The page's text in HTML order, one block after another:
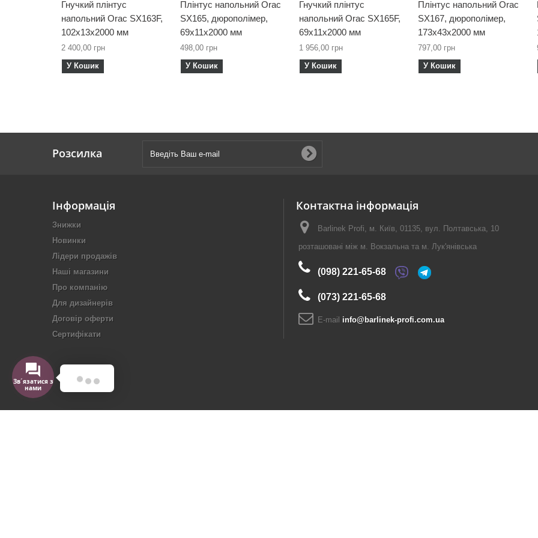
Гнучкий плінтус
напольний Orac SX163F,
102х13х2000 мм
2 400,00 грн
У Кошик
Плінтус напольний Orac
SX165, дюрополімер,
69х11х2000 мм
498,00 грн
У Кошик
Гнучкий плінтус
напольний Orac SX165F,
69х11х2000 мм
1 956,00 грн
У Кошик
Плінтус напольний Orac
SX167, дюрополімер,
173х43х2000 мм
797,00 грн
У Кошик
Розсилка
Інформація
Знижки
Новинки
Лідери продажів
Наші магазини
Про компанію
Для дизайнерів
Договір оферти
Сертифікати
Контактна інформація
Barlinek Profi, м. Київ, 01135, вул. Полтавська, 10
розташовані між м. Вокзальна та м. Лук'янівська
(098) 221-65-68
(073) 221-65-68
E-maіl info@barlinek-profi.com.ua
Зв´язатися з
нами